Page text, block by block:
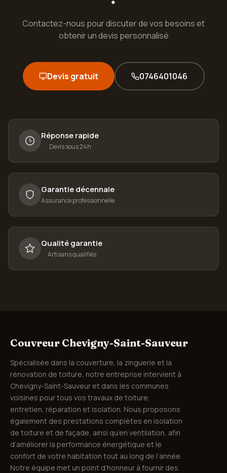
Contactez-nous pour discuter de vos besoins et
obtenir un devis personnalisé
Devis gratuit 0746401046
Réponse rapide
Devis sous 24h
Garantie décennale
Assurance professionnelle
Qualité garantie
Artisans qualifiés
Couvreur Chevigny-Saint-Sauveur
Spécialisée dans la couverture, la zinguerie et la
rénovation de toiture, notre entreprise intervient à
Chevigny-Saint-Sauveur et dans les communes
voisines pour tous vos travaux de toiture,
entretien, réparation et isolation. Nous proposons
également des prestations complètes en isolation
de toiture et de façade, ainsi qu’en ventilation, afin
d’améliorer la performance énergétique et le
confort de votre habitation tout au long de l’année.
Notre équipe met un point d’honneur à fournir des